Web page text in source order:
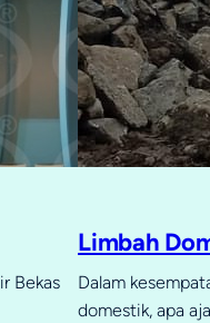
Bekas
Limbah
Dalam
domestik, apa